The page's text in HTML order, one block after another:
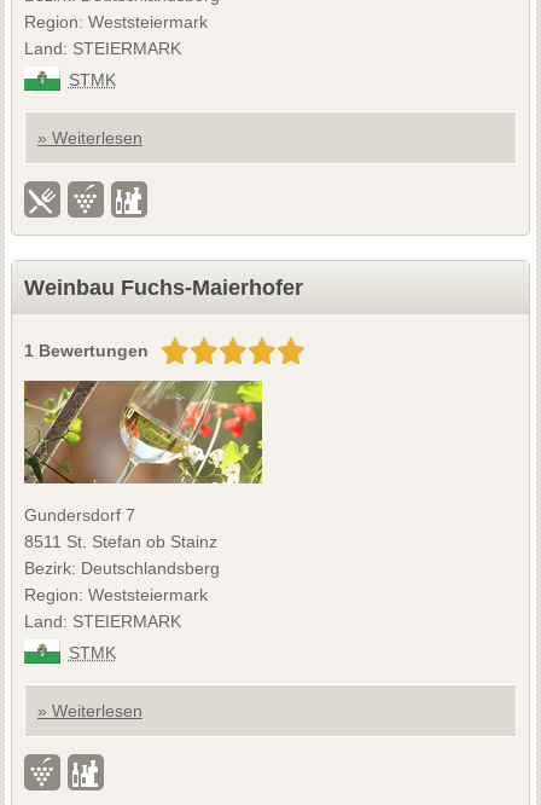
Region: Weststeiermark
Land: STEIERMARK
STMK
» Weiterlesen
Weinbau Fuchs-Maierhofer
1 Bewertungen
Gundersdorf 7
8511 St. Stefan ob Stainz
Bezirk: Deutschlandsberg
Region: Weststeiermark
Land: STEIERMARK
STMK
» Weiterlesen